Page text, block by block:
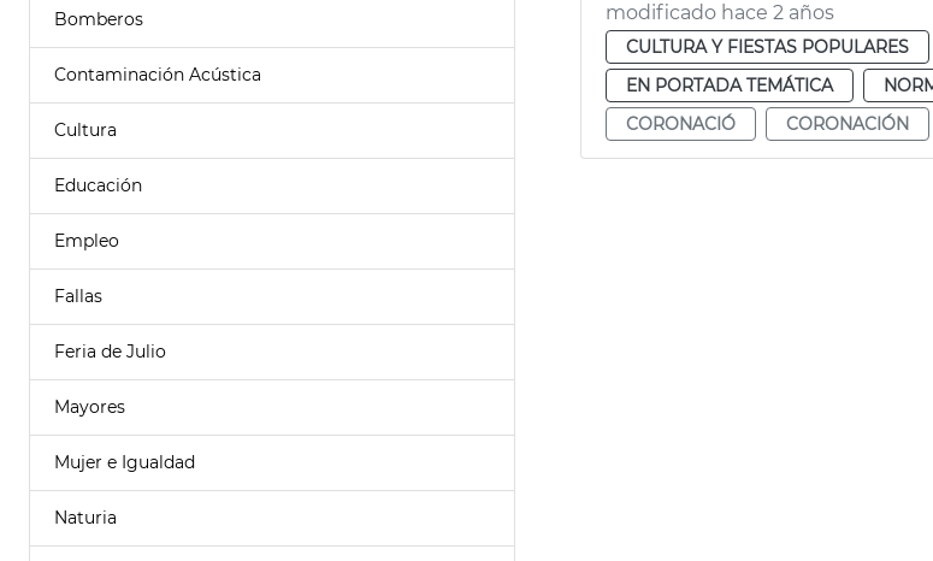
Bomberos
Contaminación Acústica
Cultura
Educación
Empleo
Fallas
Feria de Julio
Mayores
Mujer e Igualdad
Naturia
modificado hace 2 años
CULTURA Y FIESTAS POPULARES
EN PORTADA TEMÁTICA
CORONACIÓ
CORONACIÓN